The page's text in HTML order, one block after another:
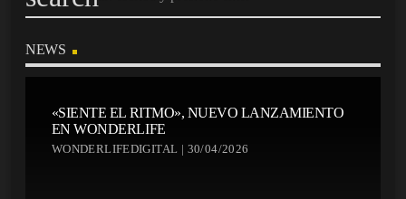
NEWS
«SIENTE EL RITMO», NUEVO LANZAMIENTO
EN WONDERLIFE
WONDERLIFEDIGITAL | 30/04/2026